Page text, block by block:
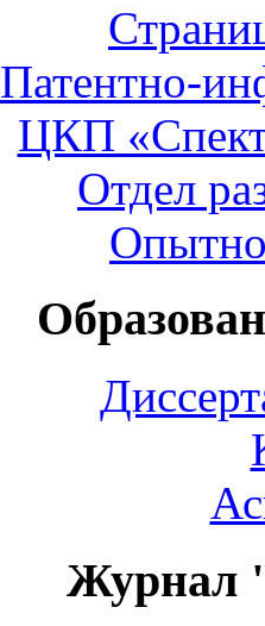
Патентно-
ЦКП
Отдел
Журнал